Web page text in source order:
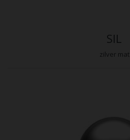
SIL
zilver mat